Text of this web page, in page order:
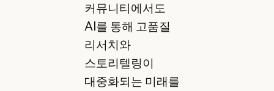
커뮤니티에서도
AI를 통해 고품질
리서치와
스토리텔링이
대중화되는 미래를